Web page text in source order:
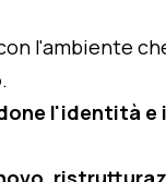
l'ambiente
.
l'identità e